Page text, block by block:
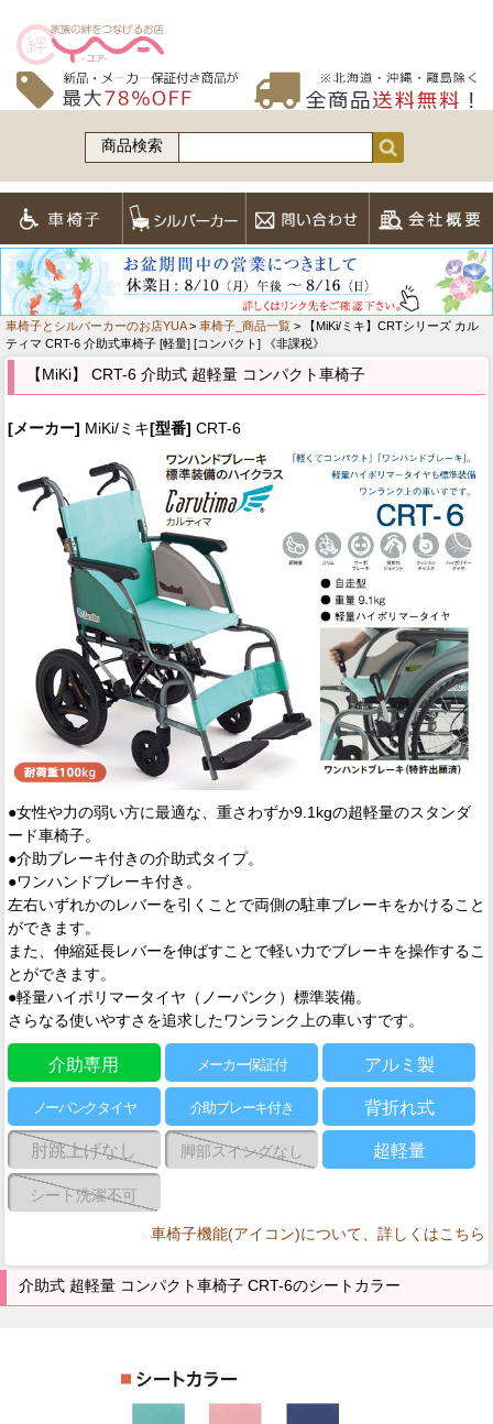
商品検索
車椅子とシルバーカーのお店YUA> 車椅子_商品一覧 > 【MiKi/ミキ】CRTシリーズ カル
ティマ CRT-6 介助式車椅子 [軽量] [コンパクト] 《非課税》
【MiKi】 CRT-6 介助式 超軽量 コンパクト車椅子
[メーカー] MiKi/ミキ[型番] CRT-6
●女性や力の弱い方に最適な、重さわずか9.1kgの超軽量のスタンダ
ード車椅子。
●介助ブレーキ付きの介助式タイプ。
●ワンハンドブレーキ付き。
左右いずれかのレバーを引くことで両側の駐車ブレーキをかけること
ができます。
また、伸縮延長レバーを伸ばすことで軽い力でブレーキを操作するこ
とができます。
●軽量ハイポリマータイヤ（ノーパンク）標準装備。
さらなる使いやすさを追求したワンランク上の車いすです。
介助専用 メーカー保証付 アルミ製
ノーパンクタイヤ 介助ブレーキ付き 背折れ式
肘跳上げなし 脚部スイングなし 超軽量
シート洗濯不可
車椅子機能(アイコン)について、詳しくはこちら
介助式 超軽量 コンパクト車椅子 CRT-6のシートカラー